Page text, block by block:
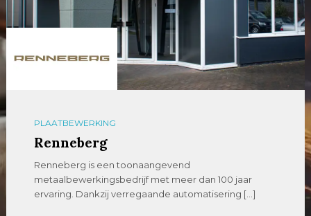
PLAATBEWERKING
Renneberg
Renneberg is een toonaangevend
metaalbewerkingsbedrijf met meer dan 100 jaar
ervaring. Dankzij verregaande automatisering […]